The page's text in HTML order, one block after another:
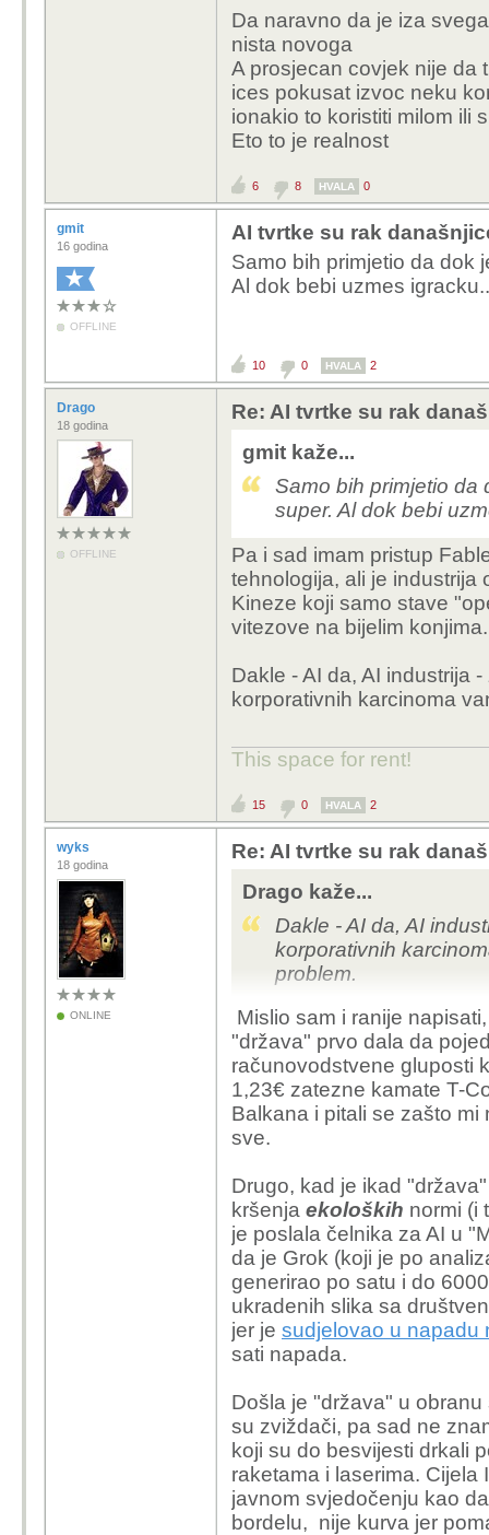
Da naravno da je iza
nista novoga
A prosjecan covjek nije da
ices pokusat izvoc neku
ionakio to koristiti milom ili
Eto to je realnost
6 8 HVALA 0
gmit
16 godina
OFFLINE
AI tvrtke su rak
Samo bih primjetio da dok
Al dok bebi uzmes
10 0 HVALA 2
Drago
18 godina
OFFLINE
Re: AI tvrtke su rak
gmit kaže...
Samo bih primjetio da
super. Al dok bebi
Pa i sad imam pristup
tehnologija, ali je industrija
Kineze koji samo stave
vitezove na bijelim
Dakle - AI da, AI industrija
korporativnih karcinoma
This space for rent!
15 0 HVALA 2
wyks
18 godina
ONLINE
Re: AI tvrtke su rak
Drago kaže...
Dakle - AI da, AI
korporativnih
problem.
Mislio sam i ranije
"država" prvo dala da
računovodstvene gluposti
1,23€ zatezne kamate T-
Balkana i pitali se zašto mi
sve.
Drugo, kad je ikad
kršenja ekoloških normi (i
je poslala čelnika za AI u
da je Grok (koji je po
generirao po satu i do
ukradenih slika sa
jer je sudjelovao u napadu
sati napada.
Došla je "država" u
su zviždači, pa sad ne
koji su do besvijesti drkali
raketama i laserima.
javnom svjedočenju kao
bordelu, nije kurva jer